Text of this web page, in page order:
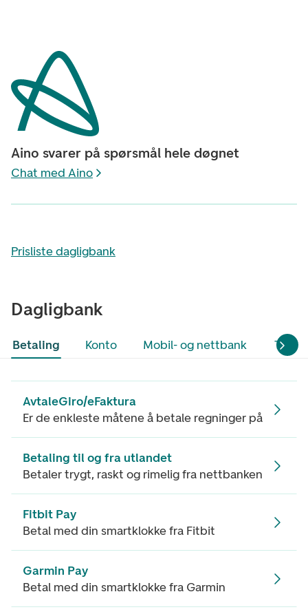
Aino svarer på spørsmål hele døgnet
Chat med Aino
Prisliste dagligbank
Dagligbank
Betaling Konto Mobil- og nettbank
AvtaleGiro/eFaktura
Er de enkleste måtene å betale regninger på
Betaling til og fra utlandet
Betaler trygt, raskt og rimelig fra nettbanken
Fitbit Pay
Betal med din smartklokke fra Fitbit
Garmin Pay
Betal med din smartklokke fra Garmin